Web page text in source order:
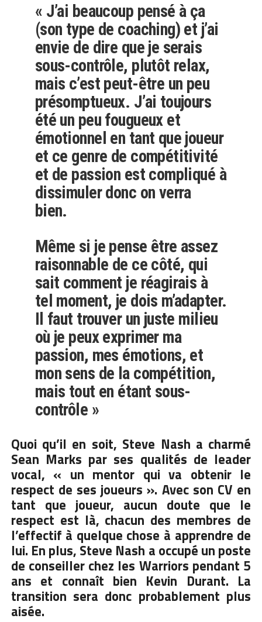
« J’ai beaucoup pensé à ça
(son type de coaching) et j’ai
envie de dire que je serais
sous-contrôle, plutôt relax,
mais c’est peut-être un peu
présomptueux. J’ai toujours
été un peu fougueux et
émotionnel en tant que joueur
et ce genre de compétitivité
et de passion est compliqué à
dissimuler donc on verra
bien.
Même si je pense être assez
raisonnable de ce côté, qui
sait comment je réagirais à
tel moment, je dois m’adapter.
Il faut trouver un juste milieu
où je peux exprimer ma
passion, mes émotions, et
mon sens de la compétition,
mais tout en étant sous-
contrôle »
Quoi qu’il en soit, Steve Nash a charmé
Sean Marks par ses qualités de leader
vocal, « un mentor qui va obtenir le
respect de ses joueurs ». Avec son CV en
tant que joueur, aucun doute que le
respect est là, chacun des membres de
l’effectif à quelque chose à apprendre de
lui. En plus, Steve Nash a occupé un poste
de conseiller chez les Warriors pendant 5
ans et connaît bien Kevin Durant. La
transition sera donc probablement plus
aisée.